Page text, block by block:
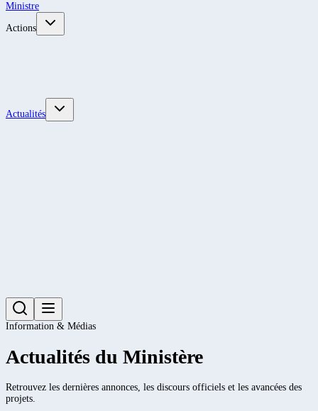
Ministre
Actions
Actualités
Information & Médias
Actualités du Ministère
Retrouvez les dernières annonces, les discours officiels et les avancées des
projets.